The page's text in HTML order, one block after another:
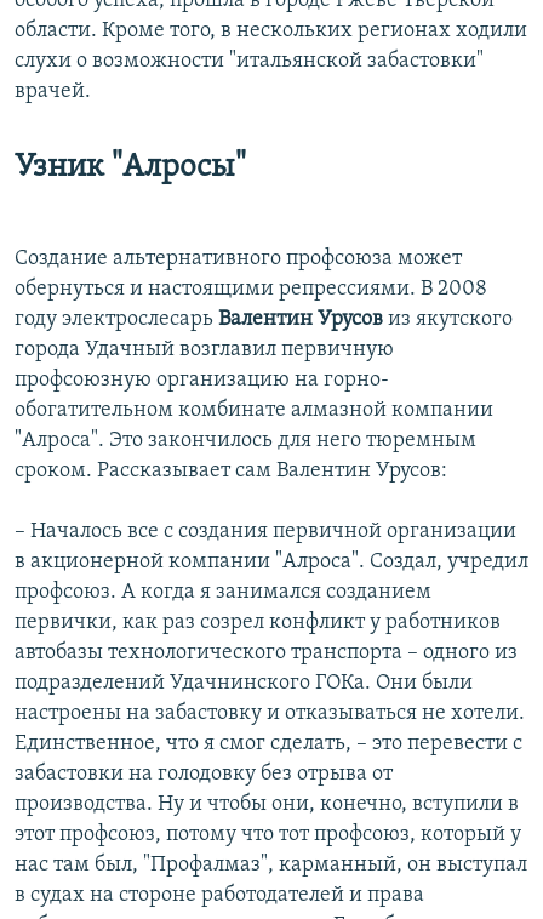
области. Кроме того, в нескольких регионах ходили
слухи о возможности "итальянской забастовки"
врачей.
Узник "Алросы"
Создание альтернативного профсоюза может
обернуться и настоящими репрессиями. В 2008
году электрослесарь Валентин Урусов из якутского
города Удачный возглавил первичную
профсоюзную организацию на горно-
обогатительном комбинате алмазной компании
"Алроса". Это закончилось для него тюремным
сроком. Рассказывает сам Валентин Урусов:
– Началось все с создания первичной организации
в акционерной компании "Алроса". Создал, учредил
профсоюз. А когда я занимался созданием
первички, как раз созрел конфликт у работников
автобазы технологического транспорта – одного из
подразделений Удачнинского ГОКа. Они были
настроены на забастовку и отказываться не хотели.
Единственное, что я смог сделать, – это перевести с
забастовки на голодовку без отрыва от
производства. Ну и чтобы они, конечно, вступили в
этот профсоюз, потому что тот профсоюз, который у
нас там был, "Профалмаз", карманный, он выступал
в судах на стороне работодателей и права